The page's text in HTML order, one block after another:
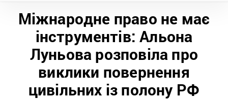
Міжнародне право не має
інструментів: Альона
Луньова розповіла про
виклики повернення
цивільних із полону РФ